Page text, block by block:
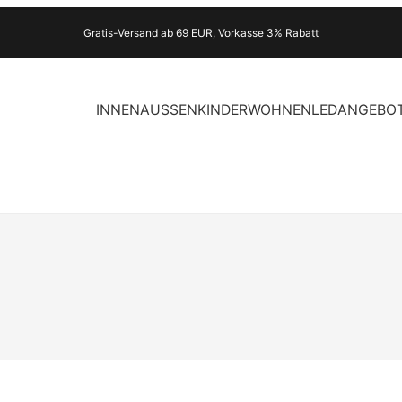
Gratis-Versand ab 69 EUR, Vorkasse 3% Rabatt
INNENAUSSENKINDERWOHNENLED